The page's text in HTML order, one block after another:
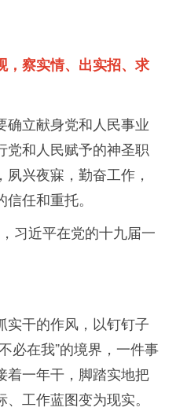
，察实情、出实招、求
确立献身党和人民事业
党和人民赋予的神圣职
兴夜寐，勤奋工作，
任和重托。
习近平在党的十九届一
实干的作风，以钉钉子
必在我”的境界，一件事
着一年干，脚踏实地把
工作蓝图变为现实。